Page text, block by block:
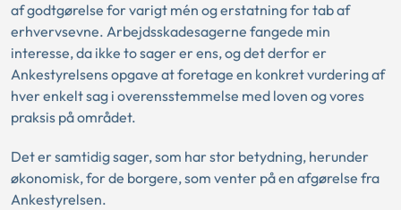
af godtgørelse for varigt mén og erstatning for tab af
erhvervsevne. Arbejdsskadesagerne fangede min
interesse, da ikke to sager er ens, og det derfor er
Ankestyrelsens opgave at foretage en konkret vurdering af
hver enkelt sag i overensstemmelse med loven og vores
praksis på området.
Det er samtidig sager, som har stor betydning, herunder
økonomisk, for de borgere, som venter på en afgørelse fra
Ankestyrelsen.